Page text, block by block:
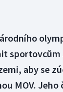
sportovcům
aby se
MOV.